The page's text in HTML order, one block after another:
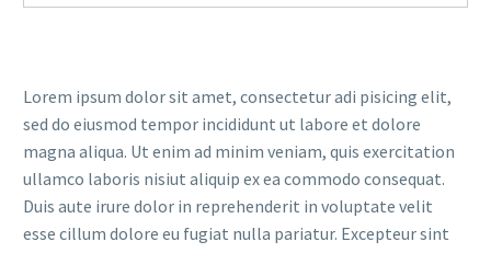
Lorem ipsum dolor sit amet, consectetur adi pisicing elit,
sed do eiusmod tempor incididunt ut labore et dolore
magna aliqua. Ut enim ad minim veniam, quis exercitation
ullamco laboris nisiut aliquip ex ea commodo consequat.
Duis aute irure dolor in reprehenderit in voluptate velit
esse cillum dolore eu fugiat nulla pariatur. Excepteur sint